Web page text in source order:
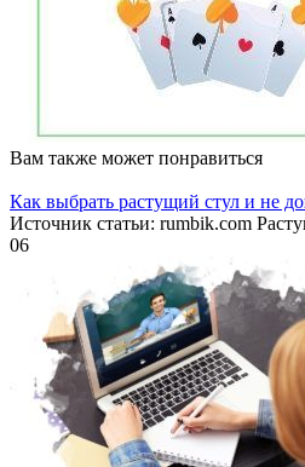
Вам также может понравиться
Как выбрать растущий стул и не
Источник статьи: rumbik.com
06